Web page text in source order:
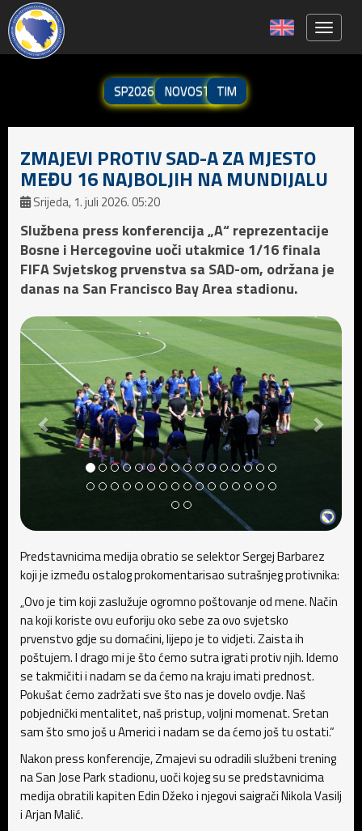
SP2026 NOVOSTI TIM
ZMAJEVI PROTIV SAD-A ZA MJESTO
MEĐU 16 NAJBOLJIH NA MUNDIJALU
Srijeda, 1. juli 2026. 05:20
Službena press konferencija „A“ reprezentacije
Bosne i Hercegovine uoči utakmice 1/16 finala
FIFA Svjetskog prvenstva sa SAD-om, održana je
danas na San Francisco Bay Area stadionu.
Predstavnicima medija obratio se selektor Sergej Barbarez
koji je između ostalog prokomentarisao sutrašnjeg protivnika:
„Ovo je tim koji zaslužuje ogromno poštovanje od mene. Način
na koji koriste ovu euforiju oko sebe za ovo svjetsko
prvenstvo gdje su domaćini, lijepo je to vidjeti. Zaista ih
poštujem. I drago mi je što ćemo sutra igrati protiv njih. Idemo
se takmičiti i nadam se da ćemo na kraju imati prednost.
Pokušat ćemo zadržati sve što nas je dovelo ovdje. Naš
pobjednički mentalitet, naš pristup, voljni momenat. Sretan
sam što smo još u Americi i nadam se da ćemo još tu ostati.“
Nakon press konferencije, Zmajevi su odradili službeni trening
na San Jose Park stadionu, uoči kojeg su se predstavnicima
medija obratili kapiten Edin Džeko i njegovi saigrači Nikola Vasilj
i Arjan Malić.